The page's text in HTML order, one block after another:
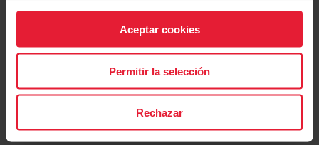
Aceptar cookies
Permitir la selección
Rechazar
TrainingPeaks